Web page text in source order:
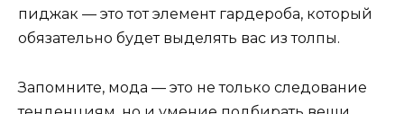
пиджак — это тот элемент гардероба, который
обязательно будет выделять вас из толпы.
Запомните, мода — это не только следование